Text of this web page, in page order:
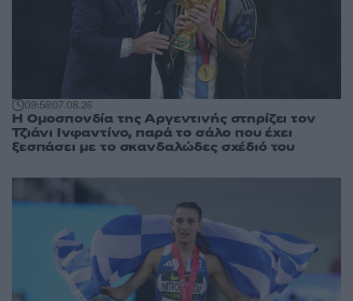
09:5807.08.26
Η Ομοσπονδία της Αργεντινής στηρίζει τον
Τζιάνι Ινφαντίνο, παρά το σάλο που έχει
ξεσπάσει με το σκανδαλώδες σχέδιό του